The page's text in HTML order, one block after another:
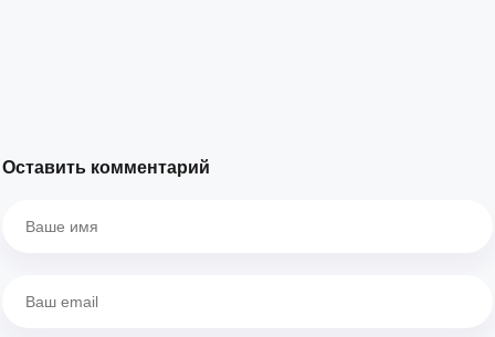
Оставить комментарий